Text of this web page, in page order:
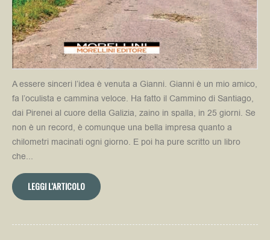
A essere sinceri l’idea è venuta a Gianni. Gianni è un mio amico,
fa l’oculista e cammina veloce. Ha fatto il Cammino di Santiago,
dai Pirenei al cuore della Galizia, zaino in spalla, in 25 giorni. Se
non è un record, è comunque una bella impresa quanto a
chilometri macinati ogni giorno. E poi ha pure scritto un libro
che...
LEGGI L'ARTICOLO